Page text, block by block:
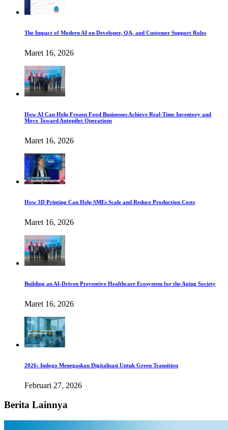
The Impact of Modern AI on Developer, QA, and Customer Support Roles
Maret 16, 2026
How AI Can Help Frozen Food Businesses Achieve Real-Time Inventory and
Move Toward Autopilot Operations
Maret 16, 2026
How 3D Printing Can Help SMEs Scale and Reduce Production Costs
Maret 16, 2026
Building an AI-Driven Preventive Healthcare Ecosystem for the Aging Society
Maret 16, 2026
2026: Indogo Menegaskan Digitalisasi Untuk Green Transition
Februari 27, 2026
Berita Lainnya